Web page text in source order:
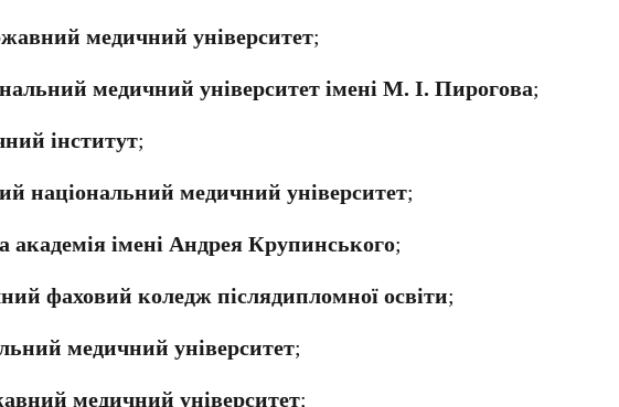
медичний університет;
медичний університет імені М. І. Пирогова;
інститут;
національний медичний університет;
академія імені Андрея Крупинського;
фаховий коледж післядипломної освіти;
медичний університет;
медичний університет;